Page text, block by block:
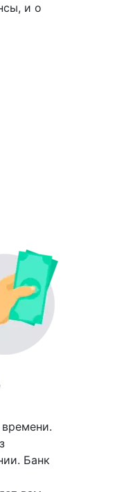
и о
Банк